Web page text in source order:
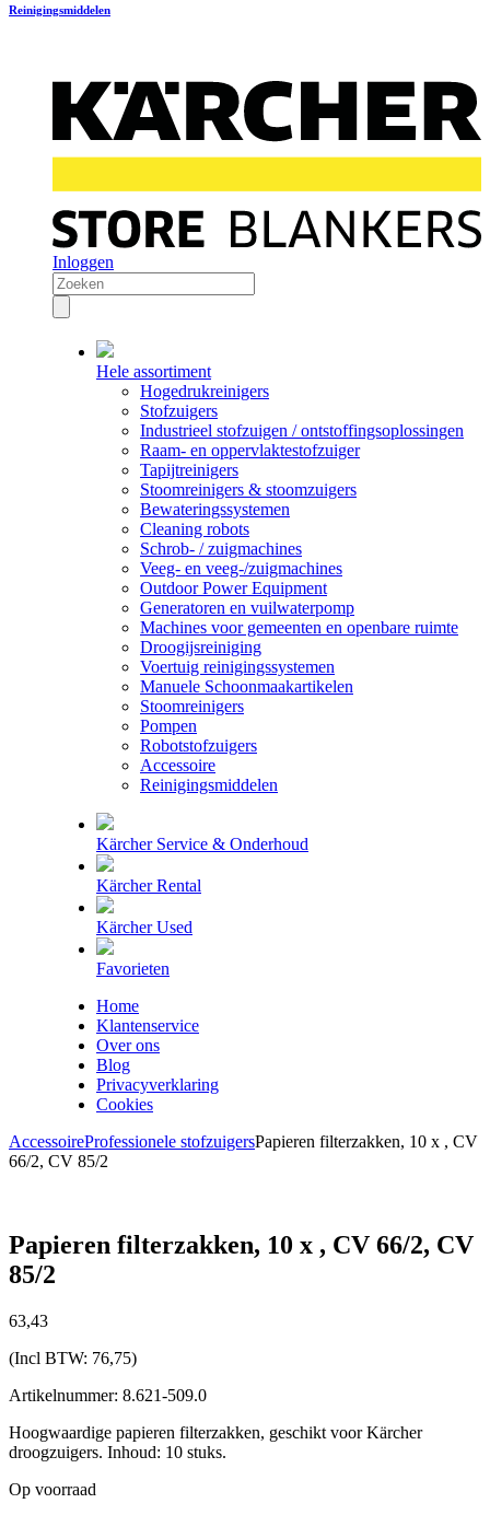
Reinigingsmiddelen
Inloggen
Hele assortiment
Hogedrukreinigers
Stofzuigers
Industrieel stofzuigen / ontstoffingsoplossingen
Raam- en oppervlaktestofzuiger
Tapijtreinigers
Stoomreinigers & stoomzuigers
Bewateringssystemen
Cleaning robots
Schrob- / zuigmachines
Veeg- en veeg-/zuigmachines
Outdoor Power Equipment
Generatoren en vuilwaterpomp
Machines voor gemeenten en openbare ruimte
Droogijsreiniging
Voertuig reinigingssystemen
Manuele Schoonmaakartikelen
Stoomreinigers
Pompen
Robotstofzuigers
Accessoire
Reinigingsmiddelen
Kärcher Service & Onderhoud
Kärcher Rental
Kärcher Used
Favorieten
Home
Klantenservice
Over ons
Blog
Privacyverklaring
Cookies
AccessoireProfessionele stofzuigersPapieren filterzakken, 10 x , CV
66/2, CV 85/2
Papieren filterzakken, 10 x , CV 66/2, CV
85/2
63,43
(Incl BTW: 76,75)
Artikelnummer: 8.621-509.0
Hoogwaardige papieren filterzakken, geschikt voor Kärcher
droogzuigers. Inhoud: 10 stuks.
Op voorraad